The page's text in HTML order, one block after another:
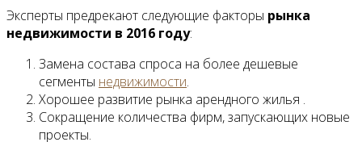
Эксперты предрекают следующие факторы рынка
недвижимости в 2016 году:
Замена состава спроса на более дешевые
сегменты недвижимости.
Хорошее развитие рынка арендного жилья .
Сокращение количества фирм, запускающих новые
проекты.